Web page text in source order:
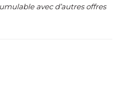
avec d’autres offres